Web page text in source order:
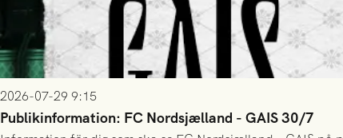
2026-07-29 9:15
Publikinformation: FC Nordsjælland - GAIS 30/7